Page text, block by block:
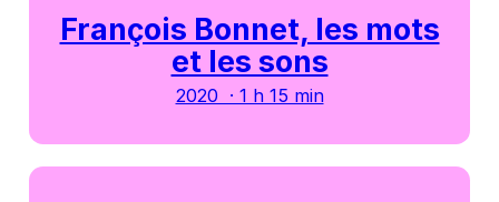
François Bonnet, les mots
et les sons
2020 · 1 h 15 min